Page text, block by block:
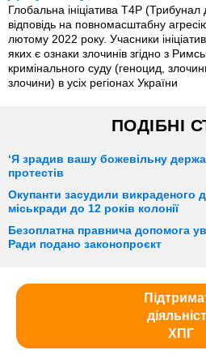
Глобальна ініціатива T4P
відповідь на повномасштабну
лютому 2022 року. Учасники
яких є ознаки злочинів згідно з
кримінального суду (геноцид,
злочини) в усіх регіонах України
ПОДІБНІ
‘Я зрадив вашу божевільну
протестів
Окупанти засудили викраденого
міськради до 12 років колонії
Безоплатна правнича допомога
Ради подано законопроєкт
ХПГ